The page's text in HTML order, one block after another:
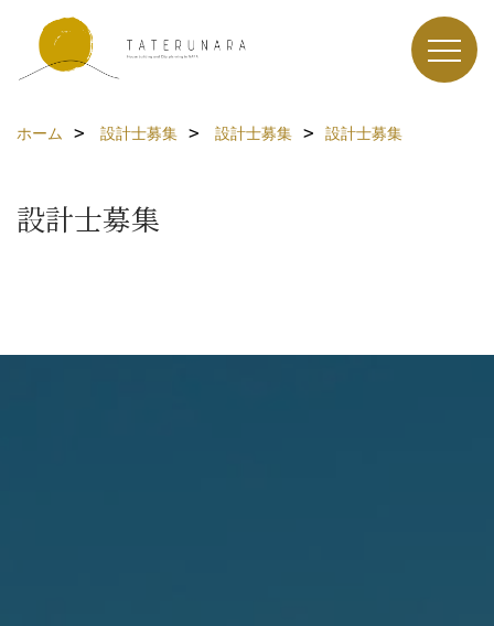
ホーム 設計士募集 設計士募集 設計士募集
設計士募集